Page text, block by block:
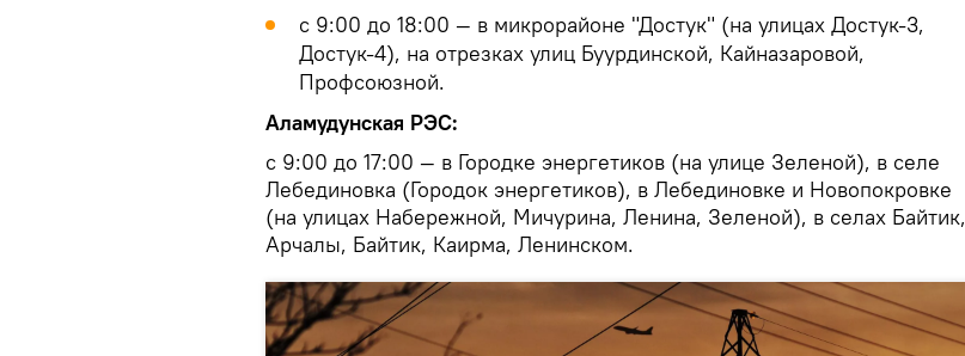
с 9:00 до 18:00 — в микрорайоне "Достук" (на улицах Достук-3,
Достук-4), на отрезках улиц Буурдинской, Кайназаровой,
Профсоюзной.
Аламудунская РЭС:
с 9:00 до 17:00 — в Городке энергетиков (на улице Зеленой), в селе
Лебединовка (Городок энергетиков), в Лебединовке и Новопокровке
(на улицах Набережной, Мичурина, Ленина, Зеленой), в селах Байтик,
Арчалы, Байтик, Каирма, Ленинском.